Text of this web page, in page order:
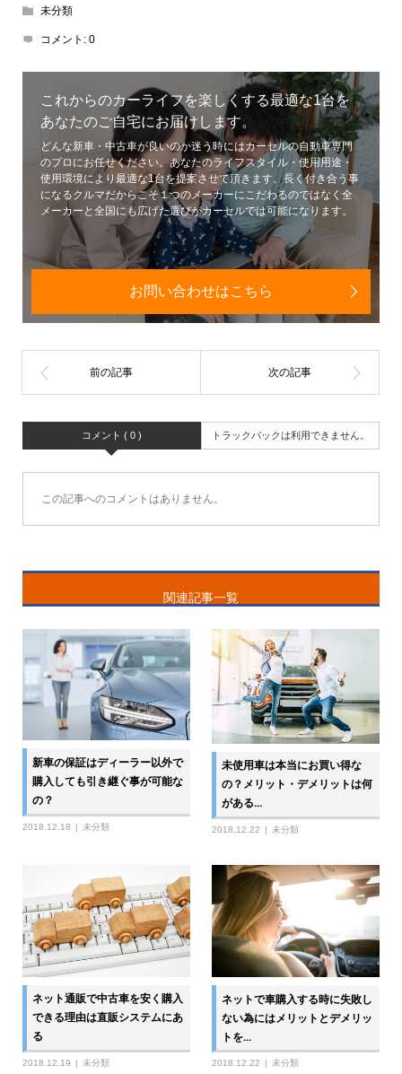
未分類
コメント: 0
これからのカーライフを楽しくする最適な1台を
あなたのご自宅にお届けします。
どんな新車・中古車が良いのか迷う時にはカーセルの自動車専門
のプロにお任せください。あなたのライフスタイル・使用用途・
使用環境により最適な1台を提案させて頂きます。長く付き合う事
になるクルマだからこそ１つのメーカーにこだわるのではなく全
メーカーと全国にも広げた選びがカーセルでは可能になります。
お問い合わせはこちら
コメント ( 0 ) トラックバックは利用できません。
この記事へのコメントはありません。
関連記事一覧
新車の保証はディーラー以外で
購入しても引き継ぐ事が可能な
の？
2018.12.18 未分類
未使用車は本当にお買い得な
の？メリット・デメリットは何
がある...
2018.12.22 未分類
ネット通販で中古車を安く購入
できる理由は直販システムにあ
る
2018.12.19 未分類
ネットで車購入する時に失敗し
ない為にはメリットとデメリッ
トを...
2018.12.22 未分類